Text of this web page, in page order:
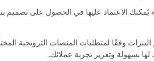
يُمكنك الاعتماد عليها في الحصول على تصميم
وفقًا لمتطلبات المنصات الترويجية
بسهولة وتعزيز تجربة عملائك.